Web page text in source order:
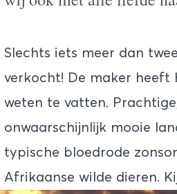
Slechts iets meer dan
verkocht! De maker heeft
weten te vatten.
onwaarschijnlijk mooie
typische bloedrode
Afrikaanse wilde dieren.